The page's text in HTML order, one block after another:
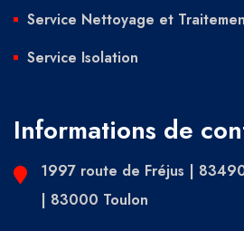
Service Nettoyage et
Service Isolation
Informations de
1997 route de Fréjus |
| 83000 Toulon